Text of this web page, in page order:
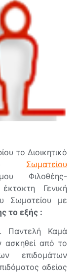
το Διοικητικό
Σωματείου
Φιλοθέης-
Γενική
Σωματείου με
το εξής :
Παντελή Καμά
ασκηθεί από το
επιδομάτων
αδείας